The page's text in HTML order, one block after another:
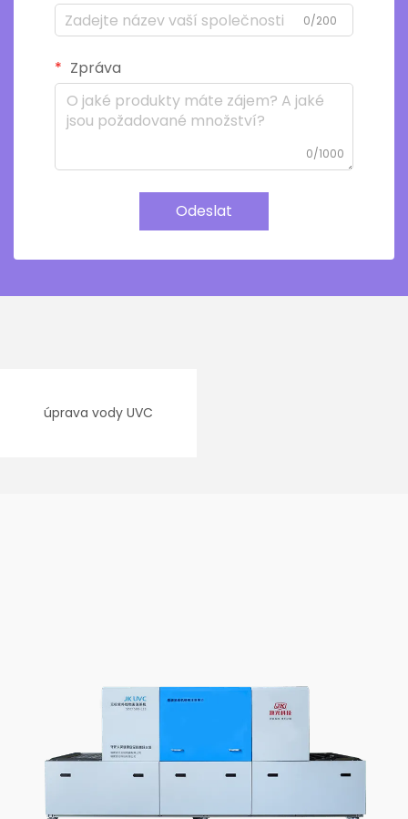
0/200
Zpráva
0/1000
Odeslat
úprava vody UVC